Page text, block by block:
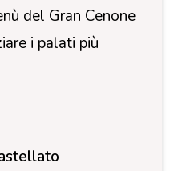
del Gran Cenone
i palati più